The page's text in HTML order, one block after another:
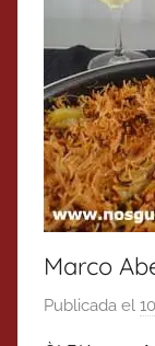
Marco
Publicada el